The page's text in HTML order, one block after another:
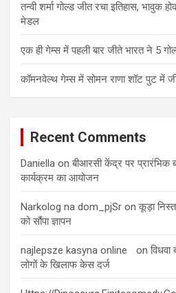
तन्वी शर्मा गोल्ड जीत रचा इतिहास, भावुक
मेडल
एक ही गेम्स में पहली बार जीते भारत ने 5
कॉमनवेल्थ गेम्स में सोमन राणा शॉट पुट में
Recent Comments
Daniella onबीआरसी केंद्र पर प्रारंभिक
कार्यक्रम का आयोजन
Narkolog na dom_pjSr onकूड़ा
को सौंपा ज्ञापन
najlepsze kasyna online on
लोगों के खिलाफ केस दर्ज